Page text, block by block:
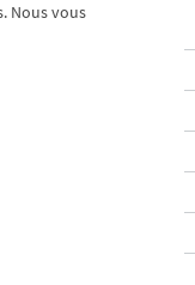
Nous vous